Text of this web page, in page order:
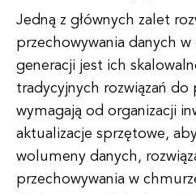
Jedną z głównych zalet
przechowywania danych
generacji jest ich
tradycyjnych rozwiązań do
wymagają od organizacji
aktualizacje sprzętowe,
wolumeny danych,
przechowywania w